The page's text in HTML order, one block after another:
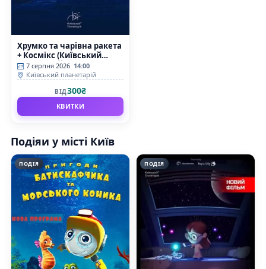
Хрумко та чарівна ракета
+ Космікс (Київський
планетарій)
7 серпня 2026 14:00
Київський планетарій
ВІД300₴
КВИТКИ
Подіяи у місті Київ
ПОДІЯ ПОДІЯ